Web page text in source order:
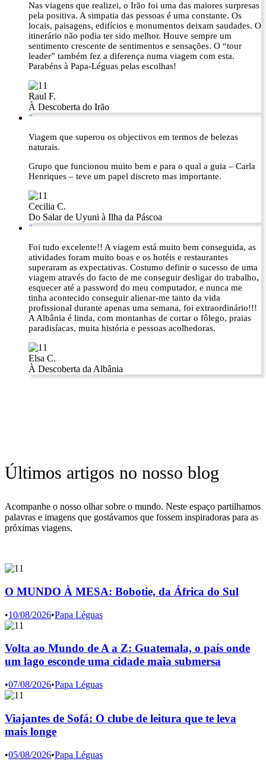
Nas viagens que realizei, o Irão foi uma das maiores surpresas
pela positiva. A simpatia das pessoas é uma constante. Os
locais, paisagens, edifícios e monumentos deixam saudades. O
itinerário não podia ter sido melhor. Houve sempre um
sentimento crescente de sentimentos e sensações. O “tour
leader” também fez a diferença numa viagem com esta.
Parabéns à Papa-Léguas pelas escolhas!
Raul F.
À Descoberta do Irão
”
Viagem que superou os objectivos em termos de belezas
naturais.
Grupo que funcionou muito bem e para o qual a guia – Carla
Henriques – teve um papel discreto mas importante.
Cecilia C.
Do Salar de Uyuni à Ilha da Páscoa
”
Foi tudo excelente!! A viagem está muito bem conseguida, as
atividades foram muito boas e os hotéis e restaurantes
superaram as expectativas. Costumo definir o sucesso de uma
viagem através do facto de me conseguir desligar do trabalho,
esquecer até a password do meu computador, e nunca me
tinha acontecido conseguir alienar-me tanto da vida
profissional durante apenas uma semana, foi extraordinário!!!
A Albânia é linda, com montanhas de cortar o fôlego, praias
paradisíacas, muita história e pessoas acolhedoras.
Elsa C.
À Descoberta da Albânia
Últimos artigos no nosso blog
Acompanhe o nosso olhar sobre o mundo. Neste espaço partilhamos
palavras e imagens que gostávamos que fossem inspiradoras para as
próximas viagens.
O MUNDO À MESA: Bobotie, da África do Sul
•10/08/2026•Papa Léguas
Volta ao Mundo de A a Z: Guatemala, o país onde
um lago esconde uma cidade maia submersa
•07/08/2026•Papa Léguas
Viajantes de Sofá: O clube de leitura que te leva
mais longe
•05/08/2026•Papa Léguas